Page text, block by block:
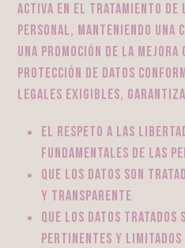
activa en el tratamiento de
personal, manteniendo una
una promoción de la
protección de datos
legales exigibles,
el respeto a las
fundamentales de las
que los datos son
y transparente
que los datos tratados
pertinentes y